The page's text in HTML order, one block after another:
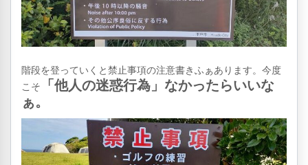
階段を登っていくと禁止事項の注意書きふぁあります。今度
こそ
「他人の迷惑行為」なかったらいいな
ぁ。